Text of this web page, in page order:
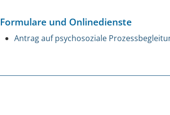
Formulare und Onlinedienste
Antrag auf psychosoziale